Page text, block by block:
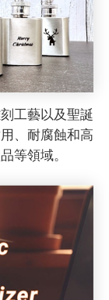
工藝以及聖誕
、耐腐蝕和高
等領域。